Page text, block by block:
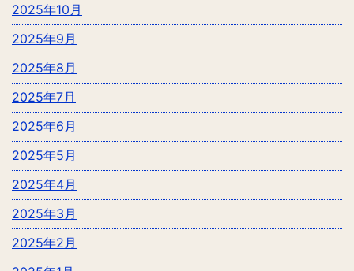
2025年10月
2025年9月
2025年8月
2025年7月
2025年6月
2025年5月
2025年4月
2025年3月
2025年2月